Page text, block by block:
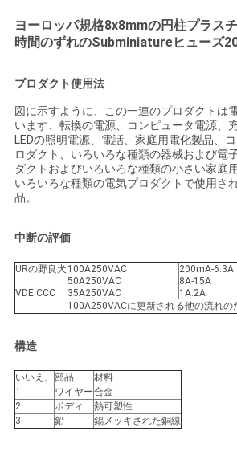
達
に
連
絡
し
な
さ
い
ニ
ュ
ー
ス
ヨーロッパ規格8x8mmの円柱プラス
時間のずれのSubminiatureヒューズ
プロダクト使用法
図に示すように、この一連のプロダクトは
います、転換の電源、コンピュータ電源、
LEDの照明電源、電話、家庭用電化製品、
ロダクト、いろいろな種類の器械および電
ダクトおよびいろいろな種類の小さい家庭
いろいろな種類の電気プロダクトで使用さ
品。
中断の評価
URの野良犬 100A250VAC
200mA-6.3A
50A250VAC
8A-15A
VDE CCC
35A250VAC
1A.2A
100A250VACに更新される他の流れの
構造
いいえ。 部品
材料
1
ワイヤー合金
2
ボディ
熱可塑性
3
鉛 錫メッキされた銅線